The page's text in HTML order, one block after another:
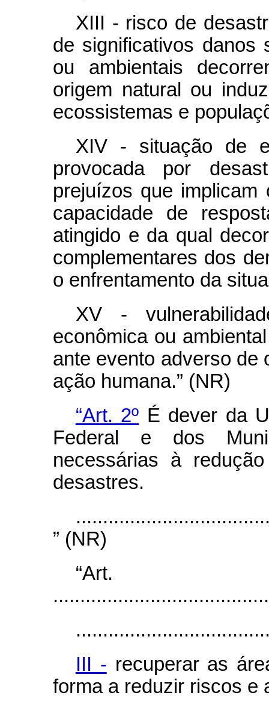
XIII - risco de
de significativos danos
ou ambientais
origem natural ou
ecossistemas e
XIV - situação de
provocada por
prejuízos que implicam
capacidade de
atingido e da qual
complementares dos
o enfrentamento da
XV -
econômica ou
ante evento adverso de
ação humana.” (NR)
“Art. 2º É dever da
Federal e dos
necessárias à
desastres.
” (NR)
III - recuperar as
forma a reduzir riscos e